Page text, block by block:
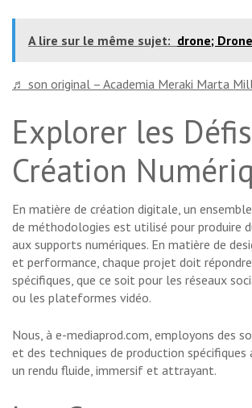
A lire sur le même sujet: drone;
♬ son original – Academia Meraki Marta
Explorer les
Création
En matière de création digitale, un
de méthodologies est utilisé pour produire
aux supports numériques. En matière de
et performance, chaque projet doit
spécifiques, que ce soit pour les réseaux
ou les plateformes vidéo.
Nous, à e-mediaprod.com, employons des
et des techniques de production
un rendu fluide, immersif et attrayant.